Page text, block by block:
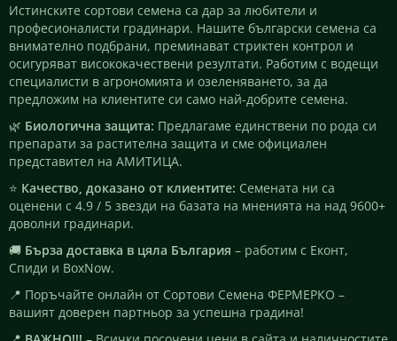
Истинските сортови семена са дар за любители и
професионалисти градинари. Нашите български семена са
внимателно подбрани, преминават стриктен контрол и
осигуряват висококачествени резултати. Работим с водещи
специалисти в агрономията и озеленяването, за да
предложим на клиентите си само най-добрите семена.
🌿 Биологична защита: Предлагаме единствени по рода си
препарати за растителна защита и сме официален
представител на АМИТИЦА.
⭐ Качество, доказано от клиентите: Семената ни са
оценени с 4.9 / 5 звезди на базата на мненията на над 9600+
доволни градинари.
🚚 Бърза доставка в цяла България – работим с Еконт,
Спиди и BoxNow.
📍 Поръчайте онлайн от Сортови Семена ФЕРМЕРКО –
вашият доверен партньор за успешна градина!